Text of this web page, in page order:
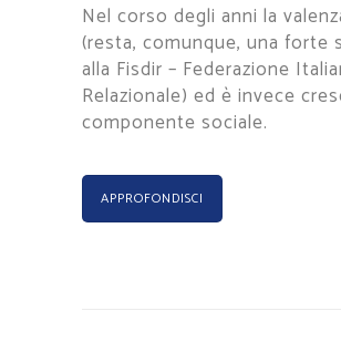
Nel corso degli anni la
(resta, comunque, una
alla Fisdir – Federazione
Relazionale) ed è invece
componente sociale.
APPROFONDISCI